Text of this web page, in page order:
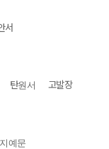
서
탄원서 고발장
예문